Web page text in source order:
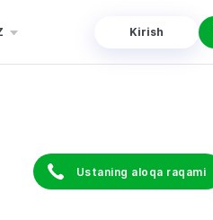
Kirish
Ustaning aloqa raqami